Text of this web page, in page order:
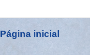
Página inicial